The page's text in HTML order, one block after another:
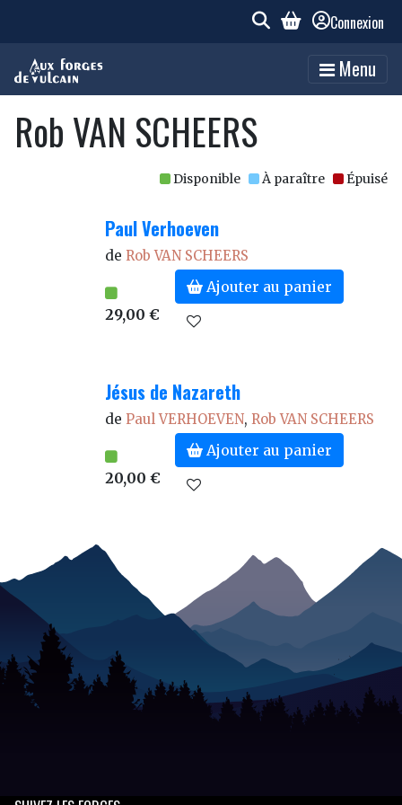
Connexion
Menu
Rob VAN SCHEERS
Disponible À paraître Épuisé
Paul Verhoeven
de Rob VAN SCHEERS
29,00 €
Ajouter au panier
Jésus de Nazareth
de Paul VERHOEVEN,Rob VAN SCHEERS
20,00 €
Ajouter au panier